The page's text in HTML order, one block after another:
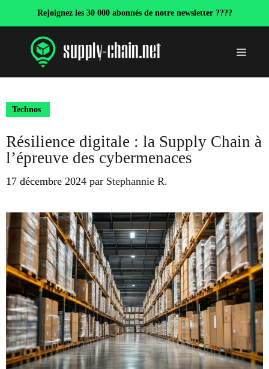
Rejoignez les 30 000 abonnés de notre newsletter ????
Menu
Technos
Résilience digitale : la Supply Chain à
l’épreuve des cybermenaces
17 décembre 2024 par Stephannie R.